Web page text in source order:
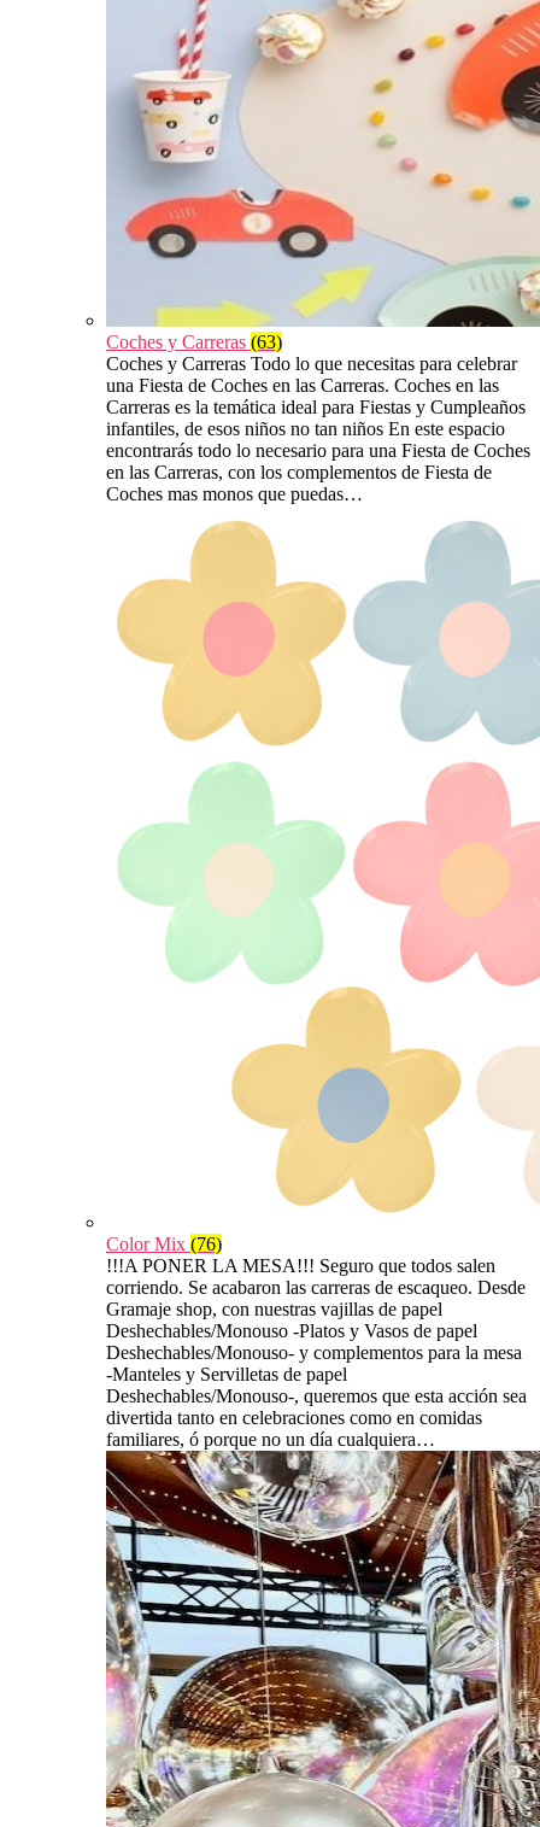
Coches y Carreras (63)
Coches y Carreras Todo lo que necesitas para celebrar
una Fiesta de Coches en las Carreras. Coches en las
Carreras es la temática ideal para Fiestas y Cumpleaños
infantiles, de esos niños no tan niños En este espacio
encontrarás todo lo necesario para una Fiesta de Coches
en las Carreras, con los complementos de Fiesta de
Coches mas monos que puedas…
Color Mix (76)
!!!A PONER LA MESA!!! Seguro que todos salen
corriendo. Se acabaron las carreras de escaqueo. Desde
Gramaje shop, con nuestras vajillas de papel
Deshechables/Monouso -Platos y Vasos de papel
Deshechables/Monouso- y complementos para la mesa
-Manteles y Servilletas de papel
Deshechables/Monouso-, queremos que esta acción sea
divertida tanto en celebraciones como en comidas
familiares, ó porque no un día cualquiera…